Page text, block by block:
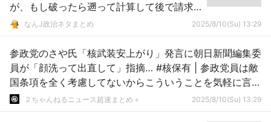
が、もし破ったら遡って計算して後で請求
する！」
なんJ政治ネタまとめ 2025/8/10(Su) 13:29
参政党のさや氏「核武装安上がり」発言に朝日新聞編集委
員が「顔洗って出直して」指摘… #核保有 | 参政党員は敵
国条項を全く考慮してないからこういうことを気軽に言え
る
２ちゃんねるニュース超速まとめ＋ 2025/8/10(Su) 13:29